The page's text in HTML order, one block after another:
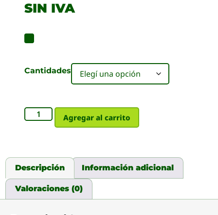
SIN IVA
Cantidades
Agregar al carrito
Descripción Información adicional
Valoraciones (0)